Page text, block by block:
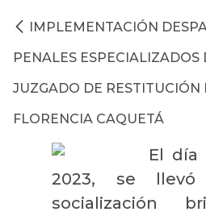
IMPLEMENTACIÓN
PENALES ESPECIALIZADOS
JUZGADO DE RESTITUCIÓN
FLORENCIA CAQUETÁ
El día
2023, se
socialización